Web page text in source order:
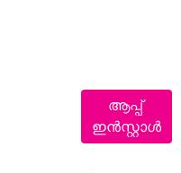
ആപ്പ്
ഇൻസ്റ്റാൾ